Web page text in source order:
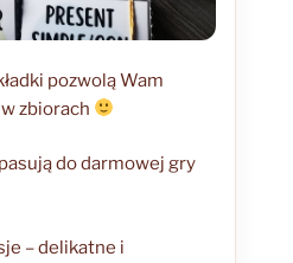
pozwolą Wam
zbiorach
do darmowej gry
– delikatne i